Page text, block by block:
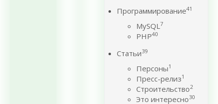
Программирование41
MySQL7
PHP40
Статьи39
Персоны1
Пресс-релиз1
Строительство2
Это интересно30